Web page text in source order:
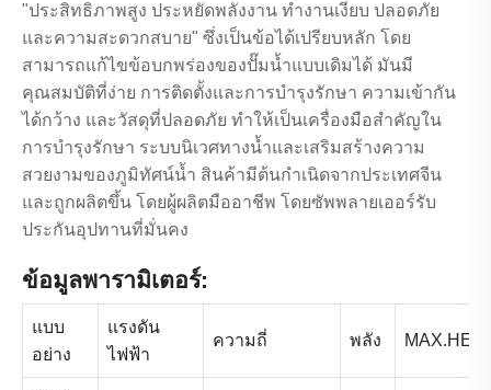
"ประสิทธิภาพสูง ประหยัดพลังงาน ทำงานเงียบ ปลอดภัย
และความสะดวกสบาย" ซึ่งเป็นข้อได้เปรียบหลัก โดย
สามารถแก้ไขข้อบกพร่องของปั๊มน้ำแบบเดิมได้ มันมี
คุณสมบัติที่ง่าย การติดตั้งและการบำรุงรักษา ความเข้ากัน
ได้กว้าง และวัสดุที่ปลอดภัย ทำให้เป็นเครื่องมือสำคัญใน
การบำรุงรักษา ระบบนิเวศทางน้ำและเสริมสร้างความ
สวยงามของภูมิทัศน์น้ำ สินค้ามีต้นกำเนิดจากประเทศจีน
และถูกผลิตขึ้น โดยผู้ผลิตมืออาชีพ โดยซัพพลายเออร์รับ
ประกันอุปทานที่มั่นคง
ข้อมูลพารามิเตอร์:
แบบ
อย่าง
แรงดัน
ไฟฟ้า
ความถี่ พลัง